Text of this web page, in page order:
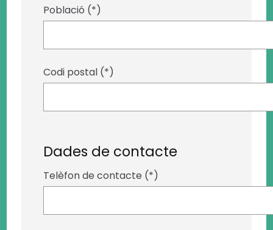
Població (*)
Codi postal (*)
Dades de contacte
Telèfon de contacte (*)